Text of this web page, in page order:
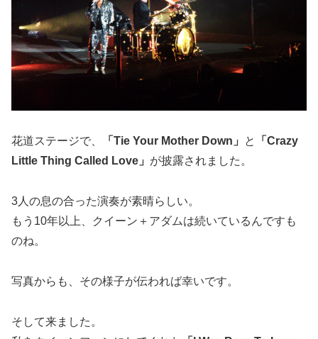
花道ステージで、 「Tie Your Mother Down」 と
「Crazy
Little Thing Called Love」 が披露されました。
3人の息の合った演奏が素晴らしい。
もう10年以上、クイーン＋アダムは続いているんですも
のね。
写真からも、その様子が伝われば幸いです。
そして来ました。